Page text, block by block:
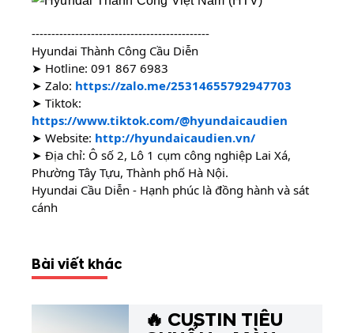
---------------------------------------------
Hyundai Thành Công Cầu Diễn
➤ Hotline: 091 867 6983
➤ Zalo: https://zalo.me/25314655792947703
https://www.tiktok.com/@hyundaicaudien
➤ Website: http://hyundaicaudien.vn/
➤ Địa chỉ: Ô số 2, Lô 1 cụm công nghiệp Lai Xá,
Phường Tây Tựu, Thành phố Hà Nội.
Hyundai Cầu Diễn - Hạnh phúc là đồng hành và sát
cánh
Bài viết khác
🔥 CUSTIN TIÊU